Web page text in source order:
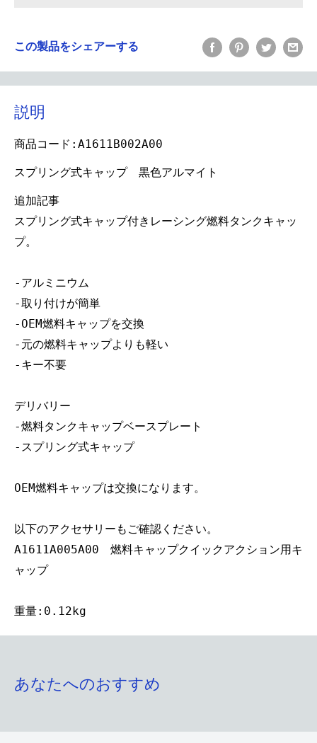
この製品をシェアーする
説明
商品コード:A1611B002A00
スプリング式キャップ 黒色アルマイト
追加記事
スプリング式キャップ付きレーシング燃料タンクキャッ
プ。
-アルミニウム
-取り付けが簡単
-OEM燃料キャップを交換
-元の燃料キャップよりも軽い
-キー不要
デリバリー
-燃料タンクキャップベースプレート
-スプリング式キャップ
OEM燃料キャップは交換になります。
以下のアクセサリーもご確認ください。
A1611A005A00 燃料キャップクイックアクション用キ
ャップ
重量:0.12kg
あなたへのおすすめ